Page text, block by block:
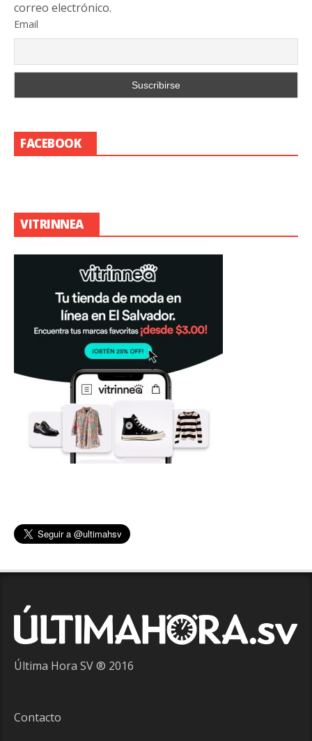
correo electrónico.
Email
FACEBOOK
VITRINNEA
Última Hora SV ® 2016
Contacto